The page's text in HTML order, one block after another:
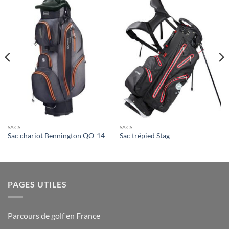
SACS
Sac chariot Bennington QO-14
SACS
Sac trépied Stag
PAGES UTILES
Parcours de golf en France